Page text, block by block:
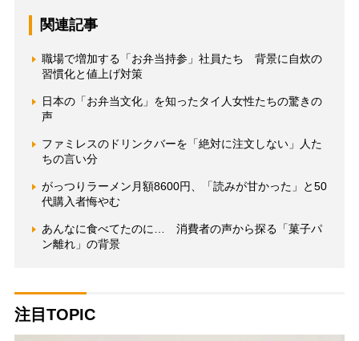
関連記事
職場で増加する「お弁当持参」社員たち 背景に自炊の
習慣化と値上げ対策
日本の「お弁当文化」を知ったタイ人女性たちの驚きの
声
ファミレスのドリンクバーを「絶対に注文しない」人た
ちの言い分
がっつりラーメン月額8600円、「読みが甘かった」と50
代購入者悔やむ
あんなに食べてたのに… 消費者の声から探る「菓子パ
ン離れ」の背景
注目TOPIC